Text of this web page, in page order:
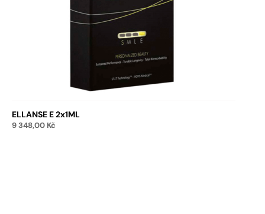
ELLANSE E 2x1ML
9 348,00 Kč